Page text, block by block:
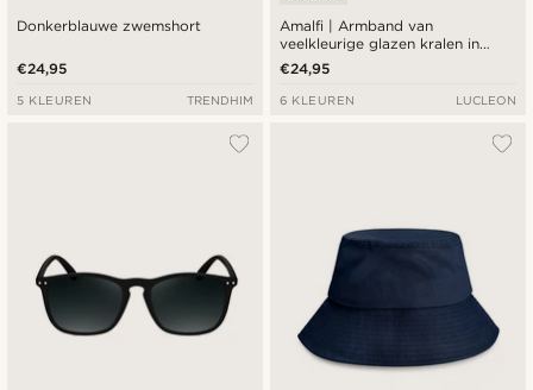
Donkerblauwe zwemshort
€24,95
5 KLEUREN TRENDHIM
Amalfi | Armband van
veelkleurige glazen kralen in
originele kleuren
€24,95
6 KLEUREN LUCLEON